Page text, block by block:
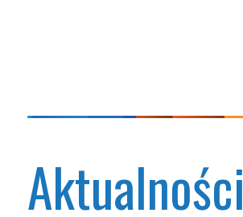
Aktualności